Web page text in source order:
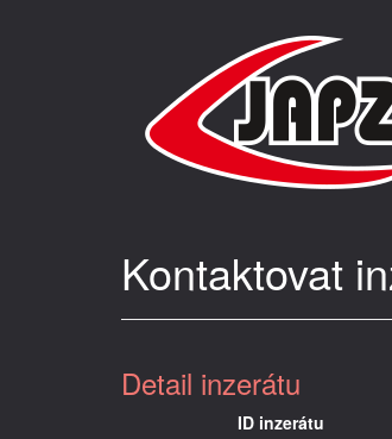
Kontaktovat
Detail inzerátu
ID inzerátu